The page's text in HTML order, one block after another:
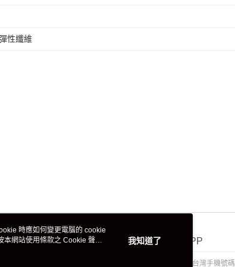
性纖維
資訊 官方APP
時應如何變更電腦的 cookie
本網站使用條款之 Cookie 聲明
我知道了